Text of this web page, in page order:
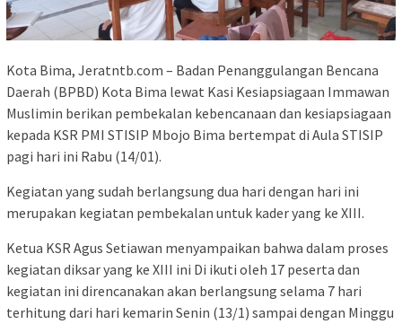
Kota Bima, Jeratntb.com – Badan Penanggulangan Bencana
Daerah (BPBD) Kota Bima lewat Kasi Kesiapsiagaan Immawan
Muslimin berikan pembekalan kebencanaan dan kesiapsiagaan
kepada KSR PMI STISIP Mbojo Bima bertempat di Aula STISIP
pagi hari ini Rabu (14/01).
Kegiatan yang sudah berlangsung dua hari dengan hari ini
merupakan kegiatan pembekalan untuk kader yang ke XIII.
Ketua KSR Agus Setiawan menyampaikan bahwa dalam proses
kegiatan diksar yang ke XIII ini Di ikuti oleh 17 peserta dan
kegiatan ini direncanakan akan berlangsung selama 7 hari
terhitung dari hari kemarin Senin (13/1) sampai dengan Minggu